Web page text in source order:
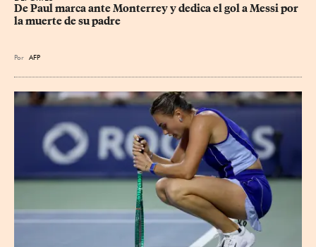
De Paul marca ante Monterrey y dedica el gol a Messi por
la muerte de su padre
Por AFP